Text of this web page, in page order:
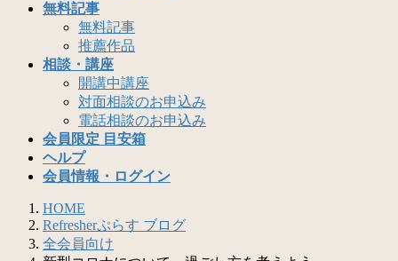
無料記事
無料記事
推薦作品
相談・講座
開講中講座
対面相談のお申込み
電話相談のお申込み
会員限定 目安箱
ヘルプ
会員情報・ログイン
HOME
Refresherぷらす ブログ
全会員向け